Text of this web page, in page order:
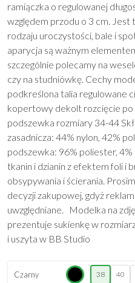
ramiączka o regulowanej
względem przodu o 3 cm. Jest
rodzaju uroczystości, bale i
aparycja są ważnym
szczególnie polecamy na
czy na studniówkę. Cechy
podkreślona talia regulowane
kopertowy dekolt rozcięcie po
podszewka rozmiary 34-44
zasadnicza: 44% nylon, 42%
podszewka: 96% poliester,
tkanin i dzianin z efektem foli i
obsypywania i ścierania.
decyzji zakupowej, gdyż
uwzględniane. Modelka na
prezentuje sukienkę w
i uszyta w BB Studio
Czarny 38 40